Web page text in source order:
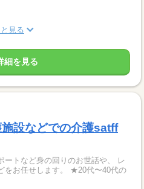
見る
細を見る
設などでの介護satff
ートなど身の回りのお世話や、 レ
ます。 ★20代〜40代の